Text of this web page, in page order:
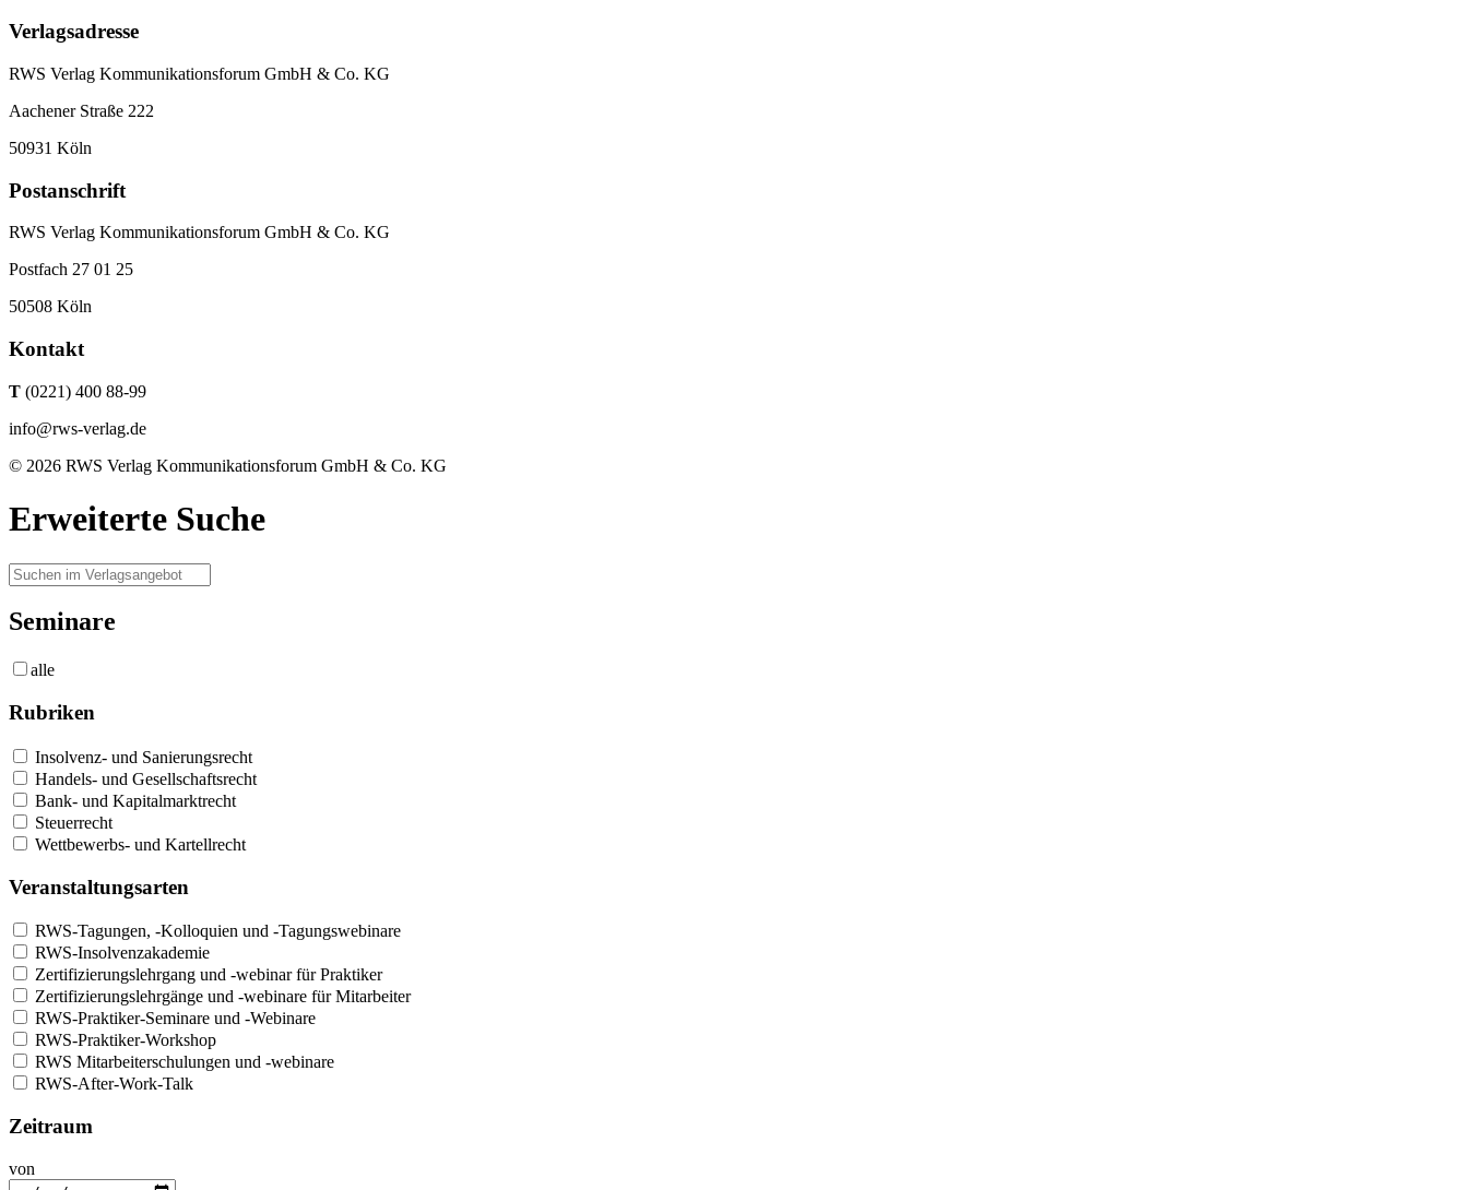
Verlagsadresse
RWS Verlag Kommunikationsforum GmbH & Co. KG
Aachener Straße 222
50931 Köln
Postanschrift
RWS Verlag Kommunikationsforum GmbH & Co. KG
Postfach 27 01 25
50508 Köln
Kontakt
T (0221) 400 88-99
info@rws-verlag.de
© 2026 RWS Verlag Kommunikationsforum GmbH & Co. KG
Erweiterte Suche
Seminare
alle
Rubriken
Insolvenz- und Sanierungsrecht
Handels- und Gesellschaftsrecht
Bank- und Kapitalmarktrecht
Steuerrecht
Wettbewerbs- und Kartellrecht
Veranstaltungsarten
RWS-Tagungen, -Kolloquien und -Tagungswebinare
RWS-Insolvenzakademie
Zertifizierungslehrgang und -webinar für Praktiker
Zertifizierungslehrgänge und -webinare für Mitarbeiter
RWS-Praktiker-Seminare und -Webinare
RWS-Praktiker-Workshop
RWS Mitarbeiterschulungen und -webinare
RWS-After-Work-Talk
Zeitraum
von